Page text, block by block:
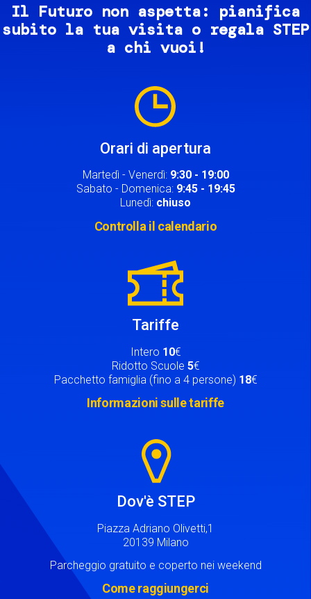
Il Futuro non aspetta: pianifica
subito la tua visita o regala STEP
a chi vuoi!
Orari di apertura
Martedì - Venerdì: 9:30 - 19:00
Sabato - Domenica: 9:45 - 19:45
Lunedì: chiuso
Controlla il calendario
Tariffe
Intero 10€
Ridotto Scuole 5€
Pacchetto famiglia (fino a 4 persone) 18€
Informazioni sulle tariffe
Dov'è STEP
Piazza Adriano Olivetti,1
20139 Milano
Parcheggio gratuito e coperto nei weekend
Come raggiungerci